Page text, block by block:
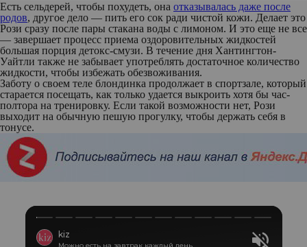
Есть сельдерей, чтобы похудеть, она отказывалась даже после
родов, другое дело — пить его сок ради чистой кожи. Делает это
Рози сразу после пары стакана воды с лимоном. И это еще не все
— завершает процесс приема оздоровительных жидкостей
большая порция детокс-смузи. В течение дня Хантингтон-
Уайтли также не забывает употреблять достаточное количество
жидкости, чтобы избежать обезвоживания.
Заботу о своем теле блондинка продолжает в спортзале, который
старается посещать, как только удается выкроить хотя бы час-
полтора на тренировку. Если такой возможности нет, Рози
выходит на обычную пешую прогулку, чтобы держать себя в
тонусе.